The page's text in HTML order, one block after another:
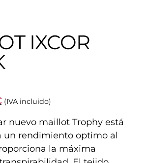
IXCOR
El
actual
es:
25,24€.
(IVA incluido)
nuevo maillot Trophy está
un rendimiento optimo al
la máxima